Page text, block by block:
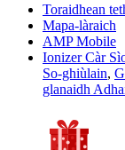
Toraidhean
Mapa-làraich
AMP Mobile
Ionizer Càr
So-ghiùlain,
glanaidh